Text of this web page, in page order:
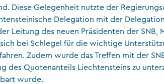
Diese Gelegenheit nutzte der
Delegation mit der
Leitung des neuen Präsidenten der SNB,
bei Schlegel für die wichtige
Zudem wurde das Treffen mit der
des Quotenanteils Liechtensteins zu
wurde.